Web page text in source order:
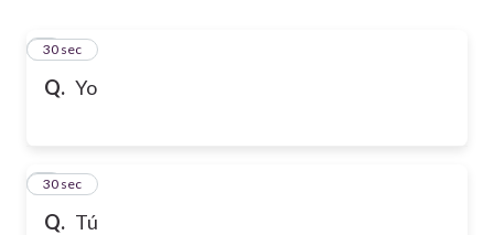
Q. Yo
1
30 sec
Q. Tú
2
30 sec